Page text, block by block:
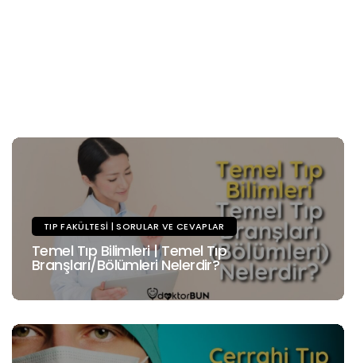
TIP FAKÜLTESI | SORULAR VE CEVAPLAR
Temel Tıp Bilimleri | Temel Tıp
Branşları/Bölümleri Nelerdir?